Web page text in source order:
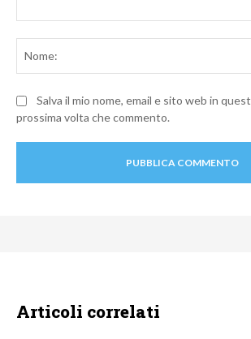
Salva il mio nome, email e sito web in
prossima volta che commento.
Articoli correlati